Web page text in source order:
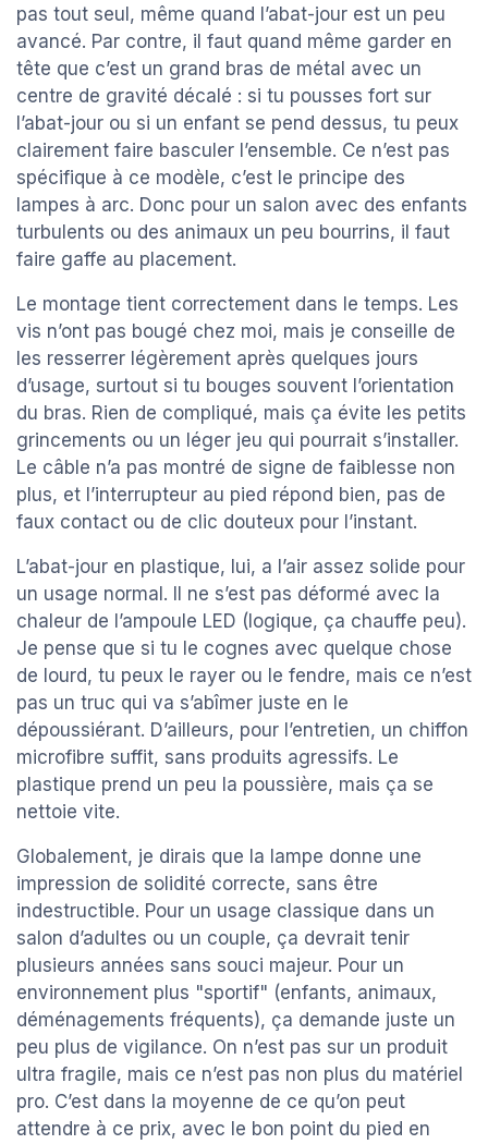
pas tout seul, même quand l’abat-jour est un peu
avancé. Par contre, il faut quand même garder en
tête que c’est un grand bras de métal avec un
centre de gravité décalé : si tu pousses fort sur
l’abat-jour ou si un enfant se pend dessus, tu peux
clairement faire basculer l’ensemble. Ce n’est pas
spécifique à ce modèle, c’est le principe des
lampes à arc. Donc pour un salon avec des enfants
turbulents ou des animaux un peu bourrins, il faut
faire gaffe au placement.
Le montage tient correctement dans le temps. Les
vis n’ont pas bougé chez moi, mais je conseille de
les resserrer légèrement après quelques jours
d’usage, surtout si tu bouges souvent l’orientation
du bras. Rien de compliqué, mais ça évite les petits
grincements ou un léger jeu qui pourrait s’installer.
Le câble n’a pas montré de signe de faiblesse non
plus, et l’interrupteur au pied répond bien, pas de
faux contact ou de clic douteux pour l’instant.
L’abat-jour en plastique, lui, a l’air assez solide pour
un usage normal. Il ne s’est pas déformé avec la
chaleur de l’ampoule LED (logique, ça chauffe peu).
Je pense que si tu le cognes avec quelque chose
de lourd, tu peux le rayer ou le fendre, mais ce n’est
pas un truc qui va s’abîmer juste en le
dépoussiérant. D’ailleurs, pour l’entretien, un chiffon
microfibre suffit, sans produits agressifs. Le
plastique prend un peu la poussière, mais ça se
nettoie vite.
Globalement, je dirais que la lampe donne une
impression de solidité correcte, sans être
indestructible. Pour un usage classique dans un
salon d’adultes ou un couple, ça devrait tenir
plusieurs années sans souci majeur. Pour un
environnement plus "sportif" (enfants, animaux,
déménagements fréquents), ça demande juste un
peu plus de vigilance. On n’est pas sur un produit
ultra fragile, mais ce n’est pas non plus du matériel
pro. C’est dans la moyenne de ce qu’on peut
attendre à ce prix, avec le bon point du pied en